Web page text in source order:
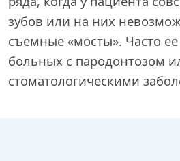
зубов или на них
съемные «мосты». Часто
больных с пародонтозом
стоматологическими